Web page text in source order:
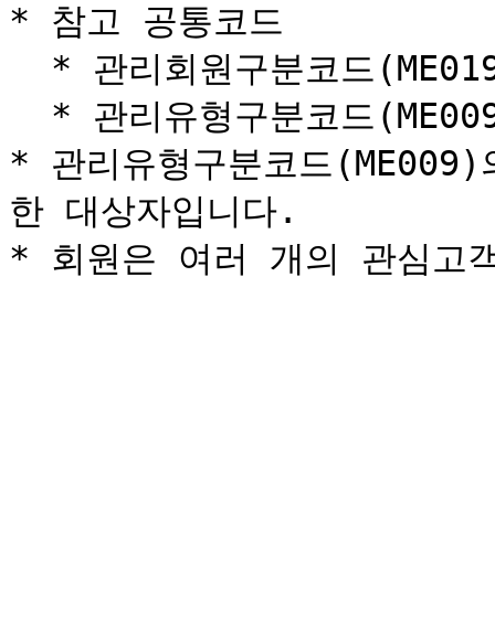
* 참고 공통코드
* 관리유형구분코드
한 대상자입니다.